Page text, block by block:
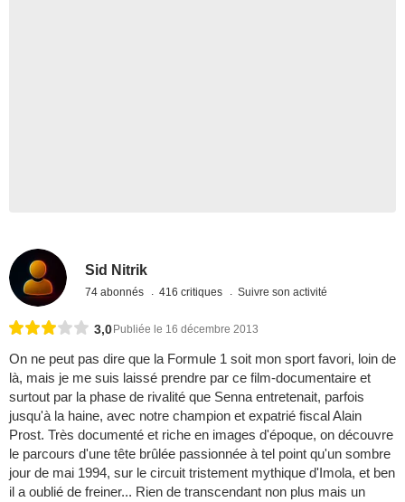
Sid Nitrik
74 abonnés 416 critiques Suivre son activité
3,0 Publiée le 16 décembre 2013
On ne peut pas dire que la Formule 1 soit mon sport favori, loin de
là, mais je me suis laissé prendre par ce film-documentaire et
surtout par la phase de rivalité que Senna entretenait, parfois
jusqu'à la haine, avec notre champion et expatrié fiscal Alain
Prost. Très documenté et riche en images d'époque, on découvre
le parcours d'une tête brûlée passionnée à tel point qu'un sombre
jour de mai 1994, sur le circuit tristement mythique d'Imola, et ben
il a oublié de freiner... Rien de transcendant non plus mais un